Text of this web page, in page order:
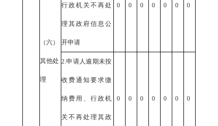
（六）
其他处
理
行政机关不再处
理其政府信息公
开申请
0 0 0 0 0 0 0
2. 申请人逾期未按
收费通知要求缴
纳费用、行政机
关不再处理其政
0 0 0 0 0 0 0